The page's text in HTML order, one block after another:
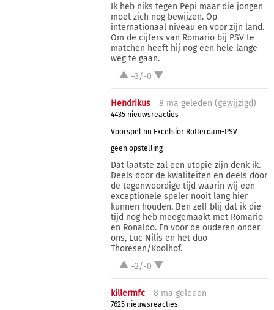
Ik heb niks tegen Pepi maar die jongen
moet zich nog bewijzen. Op
internationaal niveau en voor zijn land.
Om de cijfers van Romario bij PSV te
matchen heeft hij nog een hele lange
weg te gaan.
+3/-0
Hendrikus 8 ma geleden (gewijzigd)
4435 nieuwsreacties
Voorspel nu Excelsior Rotterdam-PSV
geen opstelling
Dat laatste zal een utopie zijn denk ik.
Deels door de kwaliteiten en deels door
de tegenwoordige tijd waarin wij een
exceptionele speler nooit lang hier
kunnen houden. Ben zelf blij dat ik die
tijd nog heb meegemaakt met Romario
en Ronaldo. En voor de ouderen onder
ons, Luc Nilis en het duo
Thoresen/Koolhof.
+2/-0
killermfc 8 ma geleden
7625 nieuwsreacties